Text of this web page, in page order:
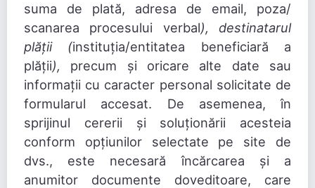
suma de plată, adresa de email, poza/
scanarea procesului verbal), destinatarul
plății (instituția/entitatea beneficiară a
plății), precum și oricare alte date sau
informații cu caracter personal solicitate de
formularul accesat. De asemenea, în
sprijinul cererii și soluționării acesteia
conform opțiunilor selectate pe site de
dvs., este necesară încărcarea și a
anumitor documente doveditoare, care